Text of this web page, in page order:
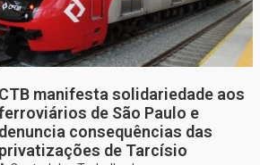
CTB manifesta solidariedade aos
de São Paulo e
denuncia consequências das
privatizações de Tarcísio